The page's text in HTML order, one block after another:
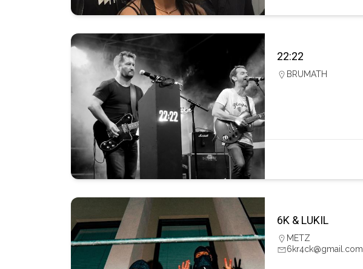
22:22
BRUMATH
6K & LUKIL
METZ
6kr4ck@gmail.com